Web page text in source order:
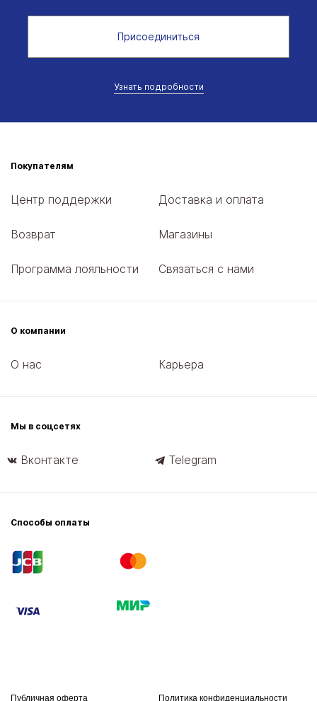
Присоединиться
Узнать подробности
Покупателям
Центр поддержки Доставка и оплата
Возврат Магазины
Программа лояльности Связаться с нами
О компании
О нас Карьера
Мы в соцсетях
Вконтакте Telegram
Способы оплаты
Публичная оферта Политика конфиденциальности